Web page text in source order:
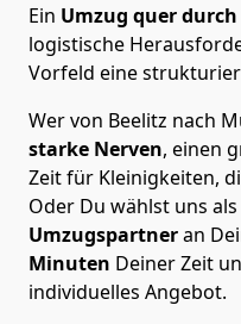
Ein Umzug quer
logistische
Vorfeld eine
Wer von Beelitz nach
starke Nerven, einen
Zeit für Kleinigkeiten,
Oder Du wählst uns als
Umzugspartneran
Minuten Deiner Zeit
individuelles Angebot.